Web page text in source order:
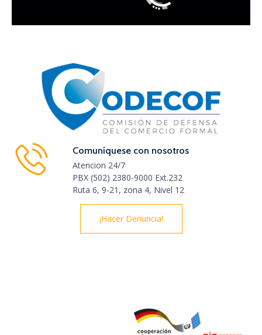
Comuníquese con nosotros
Atencion 24/7
PBX (502) 2380-9000 Ext.232
Ruta 6, 9-21, zona 4, Nivel 12
¡Hacer Denuncia!